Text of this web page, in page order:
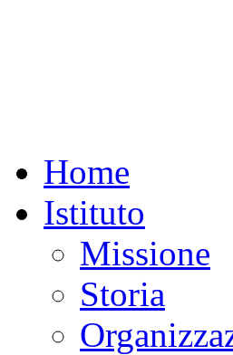
Home
Istituto
Missione
Storia